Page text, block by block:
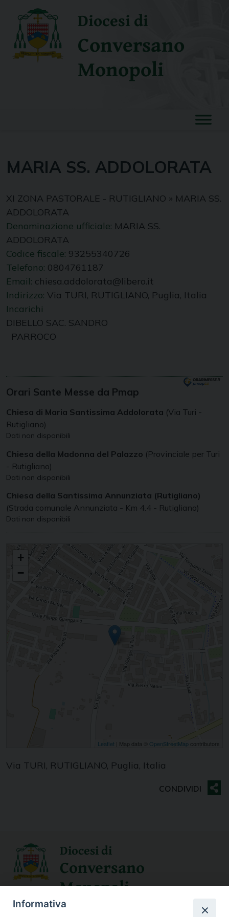
content
Diocesi di
Conversano
Monopoli
MARIA SS. ADDOLORATA
XI ZONA PASTORALE - RUTIGLIANO » MARIA SS.
ADDOLORATA
Denominazione ufficiale: MARIA SS.
ADDOLORATA
Codice fiscale: 93255340726
Telefono: 0804761187
Email: chiesa.addolorata@libero.it
Indirizzo: Via TURI, RUTIGLIANO, Puglia, Italia
Incarichi
DIBELLO SAC. SANDRO
PARROCO
Orari Sante Messe da Pmap
Chiesa di Maria Santissima Addolorata (Via Turi -
Rutigliano)
Dati non disponibili
Chiesa della Madonna del Palazzo (Provinciale per Turi
- Rutigliano)
Dati non disponibili
Chiesa della Santissima Annunziata (Rutigliano)
(Strada comunale Annunziata - Km 4.4 - Rutigliano)
Dati non disponibili
MARIA SS. ADDOLORATA
+
−
Leaflet | Map data © OpenStreetMap contributors
Via TURI, RUTIGLIANO, Puglia, Italia
Diocesi di
Conversano
Monopoli
Informativa